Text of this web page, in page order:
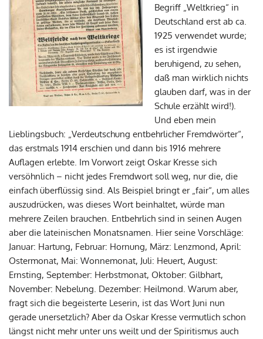
Begriff „Weltkrieg“ in
Deutschland erst ab ca.
1925 verwendet wurde;
es ist irgendwie
beruhigend, zu sehen,
daß man wirklich nichts
glauben darf, was in der
Schule erzählt wird!).
Und eben mein
Lieblingsbuch: „Verdeutschung entbehrlicher Fremdwörter“,
das erstmals 1914 erschien und dann bis 1916 mehrere
Auflagen erlebte. Im Vorwort zeigt Oskar Kresse sich
versöhnlich – nicht jedes Fremdwort soll weg, nur die, die
einfach überflüssig sind. Als Beispiel bringt er „fair“, um alles
auszudrücken, was dieses Wort beinhaltet, würde man
mehrere Zeilen brauchen. Entbehrlich sind in seinen Augen
aber die lateinischen Monatsnamen. Hier seine Vorschläge:
Januar: Hartung, Februar: Hornung, März: Lenzmond, April:
Ostermonat, Mai: Wonnemonat, Juli: Heuert, August:
Ernsting, September: Herbstmonat, Oktober: Gilbhart,
November: Nebelung. Dezember: Heilmond. Warum aber,
fragt sich die begeisterte Leserin, ist das Wort Juni nun
gerade unersetzlich? Aber da Oskar Kresse vermutlich schon
längst nicht mehr unter uns weilt und der Spiritismus auch